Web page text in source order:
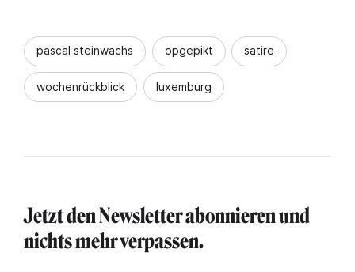
pascal steinwachs opgepikt satire
wochenrückblick luxemburg
Jetzt den Newsletter abonnieren und
nichts mehr verpassen.